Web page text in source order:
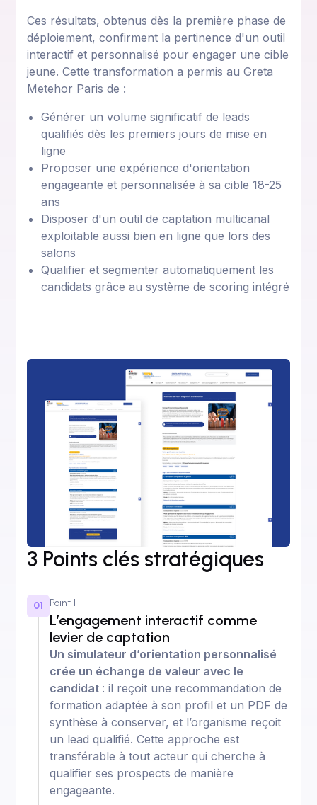
Ces résultats, obtenus dès la première phase de
déploiement, confirment la pertinence d'un outil
interactif et personnalisé pour engager une cible
jeune. Cette transformation a permis au Greta
Metehor Paris de :
Générer un volume significatif de leads
qualifiés dès les premiers jours de mise en
ligne
Proposer une expérience d'orientation
engageante et personnalisée à sa cible 18-25
ans
Disposer d'un outil de captation multicanal
exploitable aussi bien en ligne que lors des
salons
Qualifier et segmenter automatiquement les
candidats grâce au système de scoring intégré
3 Points clés stratégiques
01 Point 1
L’engagement interactif comme
levier de captation
Un simulateur d’orientation personnalisé
crée un échange de valeur avec le
candidat : il reçoit une recommandation de
formation adaptée à son profil et un PDF de
synthèse à conserver, et l’organisme reçoit
un lead qualifié. Cette approche est
transférable à tout acteur qui cherche à
qualifier ses prospects de manière
engageante.